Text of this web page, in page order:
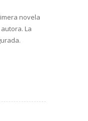
novela
La